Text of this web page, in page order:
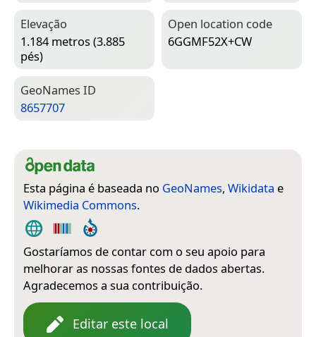
Elevação
1.184 metros (3.885
pés)
Open location code
6GGMF52X+CW
Geo­Names ID
8657707
Esta página é baseada no GeoNames, Wikidata e
Wikimedia Commons.
Gostaríamos de contar com o seu apoio para
melhorar as nossas fontes de dados abertas.
Agradecemos a sua contribuição.
Editar este local